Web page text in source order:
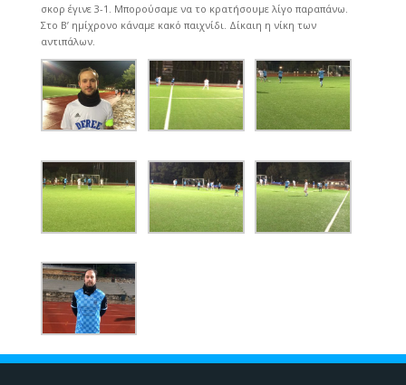
σκορ έγινε 3-1. Μπορούσαμε να το κρατήσουμε λίγο παραπάνω.
Στο Β’ ημίχρονο κάναμε κακό παιχνίδι. Δίκαιη η νίκη των
αντιπάλων.